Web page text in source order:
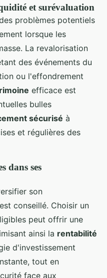
et surévaluation
problèmes potentiels
lorsque les
La revalorisation
des événements du
ou l'effondrement
efficace est
bulles
sécurisé à
et régulières des
dans ses
son
est conseillé. Choisir un
peut offrir une
ainsi la rentabilité
d'investissement
tout en
face aux